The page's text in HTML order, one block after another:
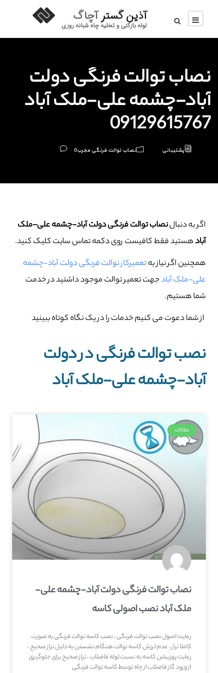
نصاب توالت فرنگی دولت
آباد-چشمه علی-ملک آباد
09129615767
پشتیبانی نصاب توالت فرنگی مجرب0
اگر به دنبالنصاب توالت فرنگی دولت آباد-چشمه علی-ملک
آبادهستید فقط کافیست روی دکمه تماس سایت کلیک کنید.
همچنین اگر نیاز بهتعمیرکار توالت فرنگی دولت آباد-چشمه
علی-ملک آبادجهت تعمیر توالت موجود داشتید در خدمت
شما هستیم.
از شما دعوت می کنیم خدمات را در یک نگاه کوتاه ببینید
نصب توالت فرنگی در دولت
آباد-چشمه علی-ملک آباد
مقالات
نصاب توالت فرنگی دولت آباد-چشمه علی-
ملک آباد نصب اصولی کاسه
رعایت اصول نصب توالت فرنگی ، نصب کاسه توالت فرنگی به صورت
کاملا تراز ، عدم لرزش کاسه توالت هنگام نشستن به دلیل تراز صحیح ،
رعایت پوزیشن کاسه به نسبت لوله فاضلاب ، تراز صحیح برای جلوگیری
از ورود گاز فاضلاب از چاه توسط کاسه توالت فرنگی